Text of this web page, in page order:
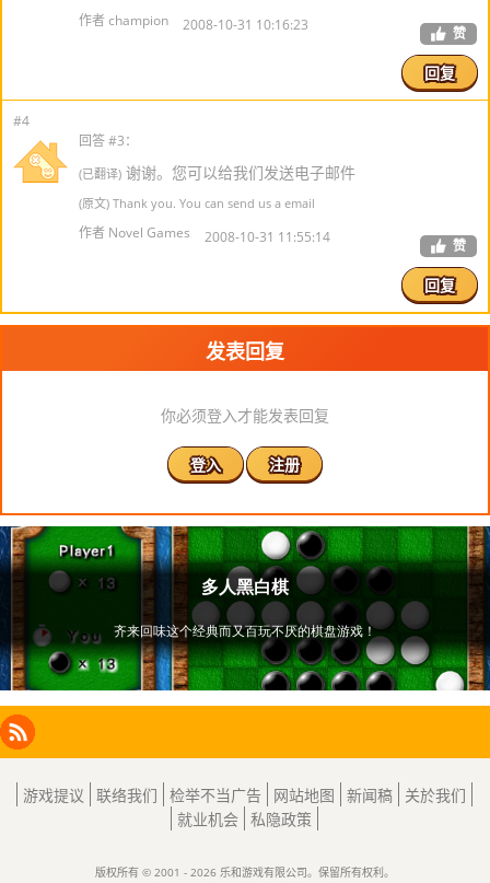
作者 champion 2008-10-31 10:16:23 赞
回复
#4
回答 #3：
(已翻译) 谢谢。您可以给我们发送电子邮件
(原文) Thank you. You can send us a email
作者 Novel Games 2008-10-31 11:55:14 赞
回复
发表回复
你必须登入才能发表回复
登入 注册
Facebook
Instagram
X
LinkedIn
RSS
游戏提议 联络我们 检举不当广告 网站地图 新闻稿
关於我们
就业机会 私隐政策
版权所有 © 2001 - 2026 乐和游戏有限公司。保留所有权利。